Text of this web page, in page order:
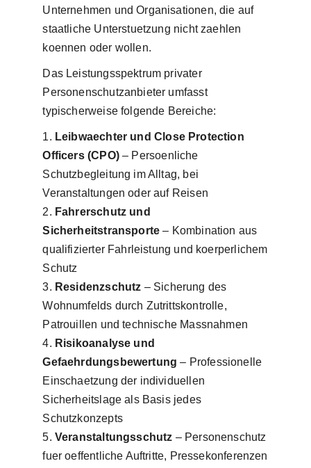
Unternehmen und Organisationen, die auf
staatliche Unterstuetzung nicht zaehlen
koennen oder wollen.
Das Leistungsspektrum privater
Personenschutzanbieter umfasst
typischerweise folgende Bereiche:
Leibwaechter und Close Protection
Officers (CPO)– Persoenliche
Schutzbegleitung im Alltag, bei
Veranstaltungen oder auf Reisen
Fahrerschutz und
Sicherheitstransporte – Kombination aus
qualifizierter Fahrleistung und koerperlichem
Schutz
Residenzschutz – Sicherung des
Wohnumfelds durch Zutrittskontrolle,
Patrouillen und technische Massnahmen
Risikoanalyse und
Gefaehrdungsbewertung – Professionelle
Einschaetzung der individuellen
Sicherheitslage als Basis jedes
Schutzkonzepts
Veranstaltungsschutz – Personenschutz
fuer oeffentliche Auftritte, Pressekonferenzen